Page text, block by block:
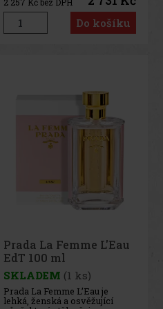
smyslností a elegancí. Tato
náhradní náplň Prada
Paradoxe Intense byla
vytvořena světově
2 257 Kč bez DPH
Do košíku
Prada La Femme L'Eau
EdT 100 ml
SKLADEM (1 ks)
Prada La Femme L’Eau je
lehká, ženská a osvěžující